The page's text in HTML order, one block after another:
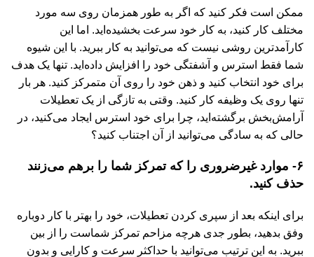
ممکن است فکر کنید که اگر به طور همزمان روی سه مورد
مختلف کار کنید، به کار خود سرعت بخشیده‌اید. اما این
کارآمدترین روشی نیست که می‌توانید به کار ببرید. با این شیوه
شما فقط استرس و آشفتگی خود را افزایش داده‌اید. تنها یک هدف
برای خود انتخاب کنید و ذهن خود را روی آن متمرکز کنید. هر بار
تنها روی یک وظیفه کار کنید. وقتی به تازگی از یک تعطیلات
آرامش‌بخش برگشته‌اید، چرا برای خود استرس ایجاد می‌کنید، در
حالی که به سادگی می‌توانید از آن اجتناب کنید؟
۶- موارد غیرضروری را که تمرکز شما را برهم می‌زنند
حذف کنید.
برای اینکه بعد از سپری کردن تعطیلات، خود را بهتر با کار دوباره
وفق بدهید، بطور جدی هرچه مزاحم تمرکز شماست را از بین
ببرید. به این ترتیب می‌توانید با حداکثر سرعت و کارایی و بدون